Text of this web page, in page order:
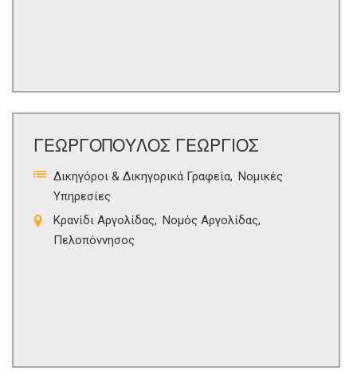
ΓΕΩΡΓΟΠΟΥΛΟΣ ΓΕΩΡΓΙΟΣ
Δικηγόροι & Δικηγορικά Γραφεία Νομικές
Υπηρεσίες
Κρανίδι Αργολίδας
Νομός Αργολίδας
Πελοπόννησος